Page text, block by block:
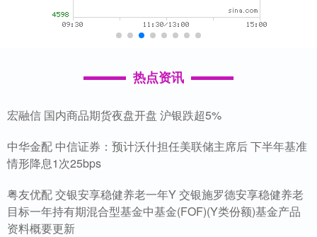
热点资讯
宏融信 国内商品期货夜盘开盘 沪银跌超5%
中华金配 中信证券：预计沃什担任美联储主席后 下半年基准
情形降息1次25bps
粤友优配 交银安享稳健养老一年Y 交银施罗德安享稳健养老
目标一年持有期混合型基金中基金(FOF)(Y类份额)基金产品
资料概要更新